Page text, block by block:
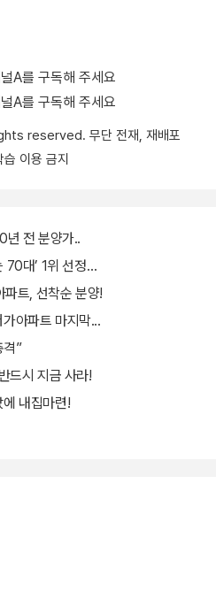
A를 구독해 주세요
A를 구독해 주세요
reserved. 무단 전재, 재배포
습 이용 금지